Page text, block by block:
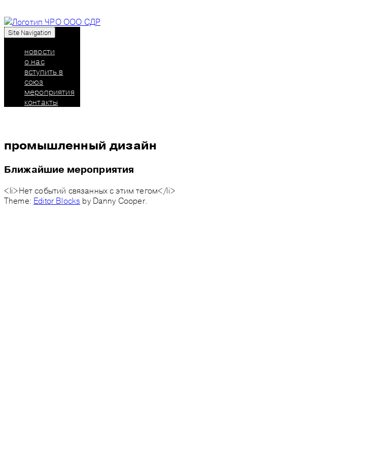
Союз дизайнеров России: челябинское региональное отделение
Site Navigation
новости
о нас
вступить в
союз
мероприятия
контакты
промышленный дизайн
Ближайшие мероприятия
<li>Нет событий связанных с этим тегом</li>
Theme: Editor Blocks by Danny Cooper.